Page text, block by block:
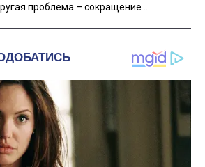
проблема – сокращение ...